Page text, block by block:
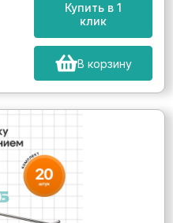
Купить в 1
клик
В корзину